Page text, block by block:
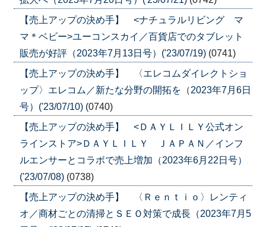
【売上アップの決め手】 <ナチュラルリビング マ
マ＊ベビー>ユーコンスカイ／百貨店でのタブレット
販売が好評（2023年7月13日号）('23/07/19) (0741)
【売上アップの決め手】 〈エレコムダイレクトショ
ップ〉エレコム／新たな分野の開拓を（2023年7月6日
号）('23/07/10) (0740)
【売上アップの決め手】 <ＤＡＹＬＩＬＹ公式オン
ラインストア>ＤＡＹＬＩＬＹ ＪＡＰＡＮ／インフ
ルエンサーとコラボで売上増加（2023年6月22日号）
('23/07/08) (0738)
【売上アップの決め手】 〈Ｒｅｎｔｉｏ〉レンティ
オ／商材ごとの清掃とＳＥＯ対策で成長（2023年7月5